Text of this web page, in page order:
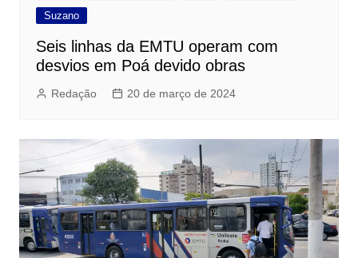
Suzano
Seis linhas da EMTU operam com
desvios em Poá devido obras
Redação 20 de março de 2024